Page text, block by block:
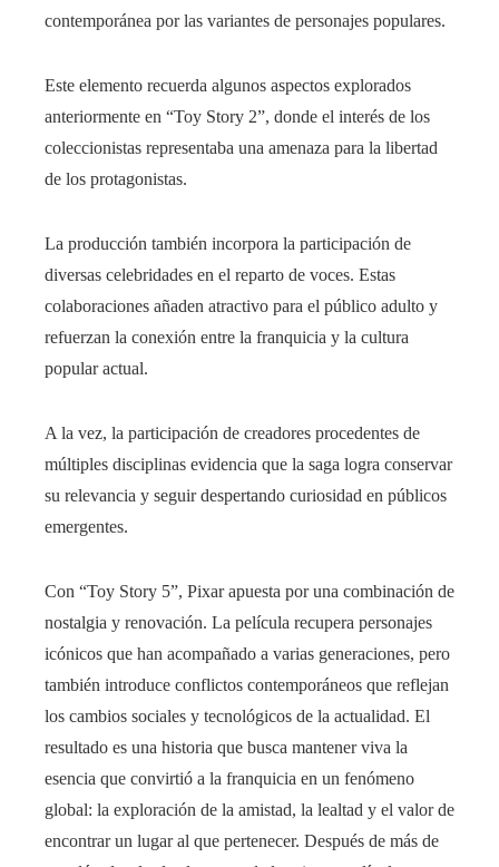
contemporánea por las variantes de personajes populares.
Este elemento recuerda algunos aspectos explorados
anteriormente en “Toy Story 2”, donde el interés de los
coleccionistas representaba una amenaza para la libertad
de los protagonistas.
La producción también incorpora la participación de
diversas celebridades en el reparto de voces. Estas
colaboraciones añaden atractivo para el público adulto y
refuerzan la conexión entre la franquicia y la cultura
popular actual.
A la vez, la participación de creadores procedentes de
múltiples disciplinas evidencia que la saga logra conservar
su relevancia y seguir despertando curiosidad en públicos
emergentes.
Con “Toy Story 5”, Pixar apuesta por una combinación de
nostalgia y renovación. La película recupera personajes
icónicos que han acompañado a varias generaciones, pero
también introduce conflictos contemporáneos que reflejan
los cambios sociales y tecnológicos de la actualidad. El
resultado es una historia que busca mantener viva la
esencia que convirtió a la franquicia en un fenómeno
global: la exploración de la amistad, la lealtad y el valor de
encontrar un lugar al que pertenecer. Después de más de